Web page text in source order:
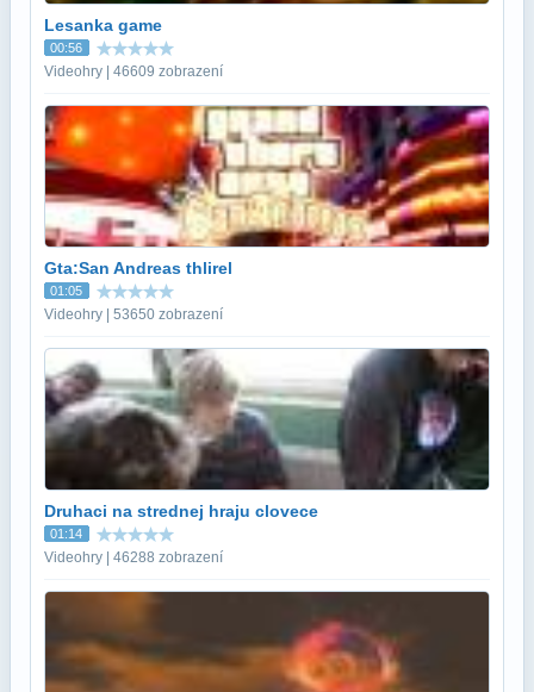
Lesanka game
00:56
Videohry | 46609 zobrazení
Gta:San Andreas thlirel
01:05
Videohry | 53650 zobrazení
Druhaci na strednej hraju clovece
01:14
Videohry | 46288 zobrazení